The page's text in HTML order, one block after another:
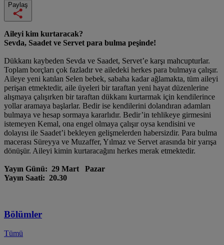
Paylaş
Aileyi kim kurtaracak?
Sevda, Saadet ve Servet para bulma peşinde!
Dükkanı kaybeden Sevda ve Saadet, Servet’e karşı mahcupturlar.
Toplam borçları çok fazladır ve ailedeki herkes para bulmaya çalışır.
Aileye yeni katılan Selen bebek, sabaha kadar ağlamakta, tüm aileyi
perişan etmektedir, aile üyeleri bir taraftan yeni hayat düzenlerine
alışmaya çalışırken bir taraftan dükkanı kurtarmak için kendilerince
yollar aramaya başlarlar. Bedir ise kendilerini dolandıran adamları
bulmaya ve hesap sormaya kararlıdır. Bedir’in tehlikeye girmesini
istemeyen Kemal, ona engel olmaya çalışır oysa kendisini ve
dolayısı ile Saadet’i bekleyen gelişmelerden habersizdir. Para bulma
macerası Süreyya ve Muzaffer, Yılmaz ve Servet arasında bir yarışa
dönüşür. Aileyi kimin kurtaracağını herkes merak etmektedir.
Yayın Günü: 29 Mart Pazar
Yayın Saati: 20.30
Bölümler
Tümü